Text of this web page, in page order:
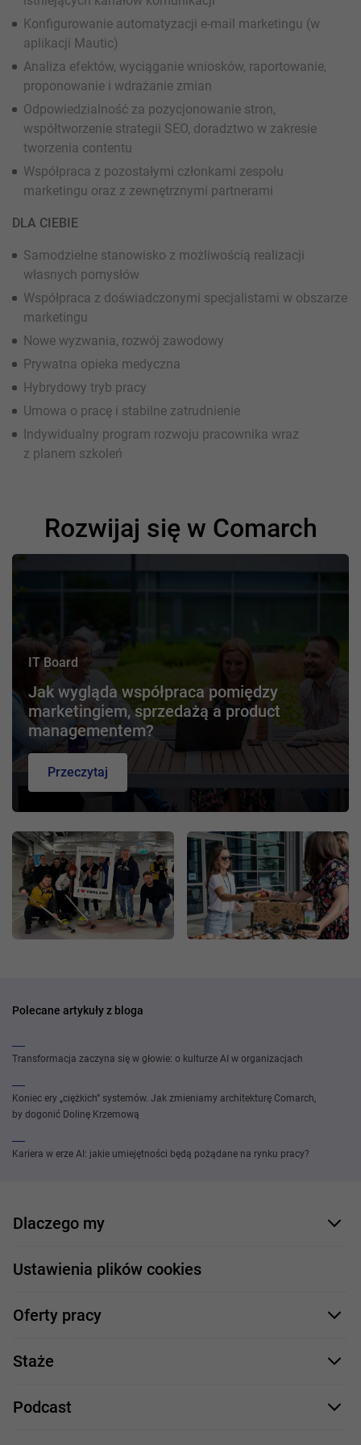
Konfigurowanie automatyzacji e-mail marketingu (w
aplikacji Mautic)
Analiza efektów, wyciąganie wniosków, raportowanie,
proponowanie i wdrażanie zmian
Odpowiedzialność za pozycjonowanie stron,
współtworzenie strategii SEO, doradztwo w zakresie
tworzenia contentu
Współpraca z pozostałymi członkami zespołu
marketingu oraz z zewnętrznymi partnerami
DLA CIEBIE
Samodzielne stanowisko z możliwością realizacji
własnych pomysłów
Współpraca z doświadczonymi specjalistami w obszarze
marketingu
Nowe wyzwania, rozwój zawodowy
Prywatna opieka medyczna
Hybrydowy tryb pracy
Umowa o pracę i stabilne zatrudnienie
Indywidualny program rozwoju pracownika wraz
z planem szkoleń
Rozwijaj się w Comarch
IT Board
Jak wygląda współpraca pomiędzy
marketingiem, sprzedażą a product
managementem?
Przeczytaj
Polecane artykuły z bloga
Transformacja zaczyna się w głowie: o kulturze AI w organizacjach
Koniec ery „ciężkich” systemów. Jak zmieniamy architekturę Comarch,
by dogonić Dolinę Krzemową
Kariera w erze AI: jakie umiejętności będą pożądane na rynku pracy?
Dlaczego my
Nasi pracownicy
Nasze projekty
Profile zawodowe
Ustawienia plików cookies
Oferty pracy
Formularz aplikacyjny
.NET
Staże
Staże IT
Podcast